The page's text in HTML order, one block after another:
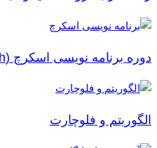
دوره برنامه نویسی اسکرچ (Scratch)
الگوریتم و فلوچارت